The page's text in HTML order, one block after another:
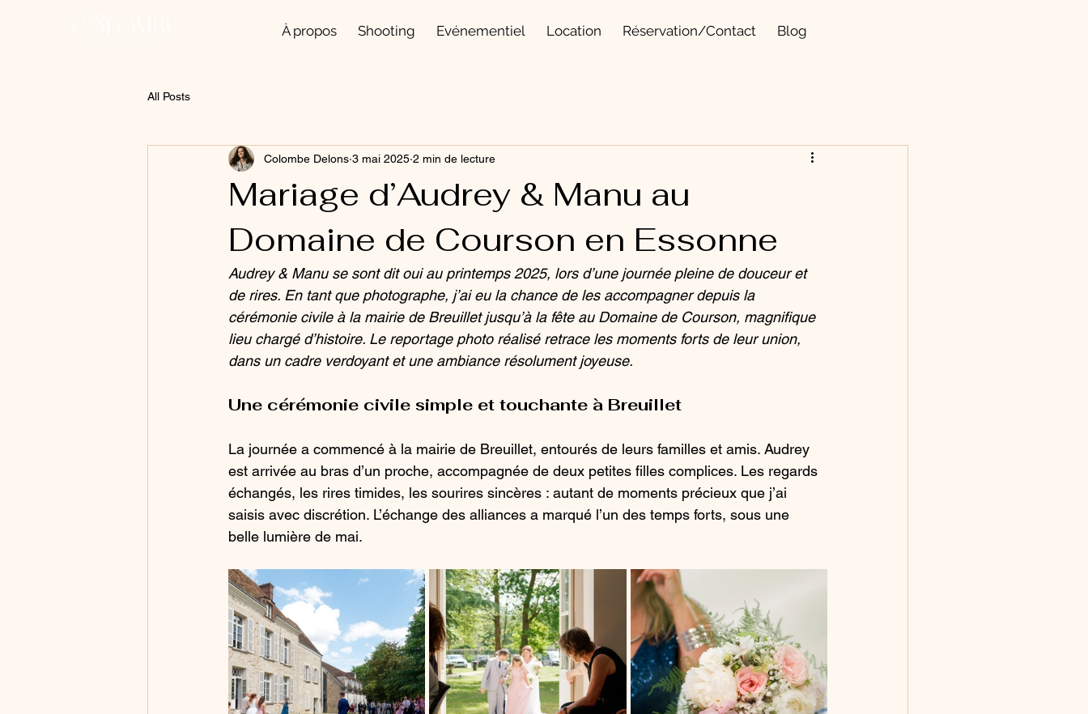
À propos Shooting Evénementiel Location Réservation/Contact Blog
All Posts
Mariage d’Audrey & Manu au
Domaine de Courson en Essonne
Colombe Delons 3 mai 2025 2 min de lecture
Audrey & Manu se sont dit oui au printemps 2025, lors d’une journée pleine de douceur et
de rires. En tant que photographe, j’ai eu la chance de les accompagner depuis la
cérémonie civile à la mairie de Breuillet jusqu’à la fête au Domaine de Courson, magnifique
lieu chargé d’histoire. Le reportage photo réalisé retrace les moments forts de leur union,
dans un cadre verdoyant et une ambiance résolument joyeuse.
Une cérémonie civile simple et touchante à Breuillet
La journée a commencé à la mairie de Breuillet, entourés de leurs familles et amis. Audrey
est arrivée au bras d’un proche, accompagnée de deux petites filles complices. Les regards
échangés, les rires timides, les sourires sincères : autant de moments précieux que j’ai
saisis avec discrétion. L’échange des alliances a marqué l’un des temps forts, sous une
belle lumière de mai.